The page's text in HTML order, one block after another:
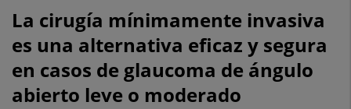
cirugía
mínimamente
invasiva
una
alternativa
La cirugía mínimamente invasiva
es una alternativa eficaz y segura
en casos de glaucoma de ángulo
abierto leve o moderado